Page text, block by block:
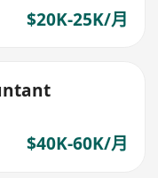
$20K-25K/月
$40K-60K/月